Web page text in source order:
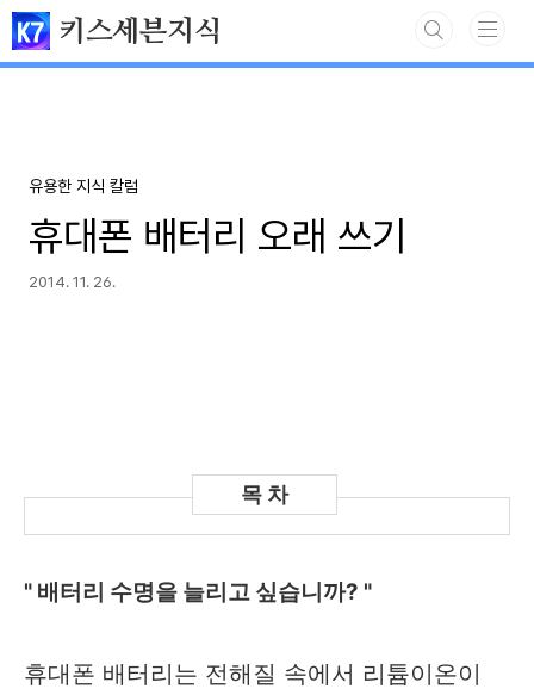
본문 바로가기
키스세븐지식
유용한 지식 칼럼
휴대폰 배터리 오래 쓰기
2014. 11. 26.
" 배터리 수명을 늘리고 싶습니까? "
휴대폰 배터리는 전해질 속에서 리튬이온이